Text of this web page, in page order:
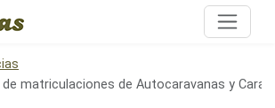
matriculaciones de Autocaravanas y